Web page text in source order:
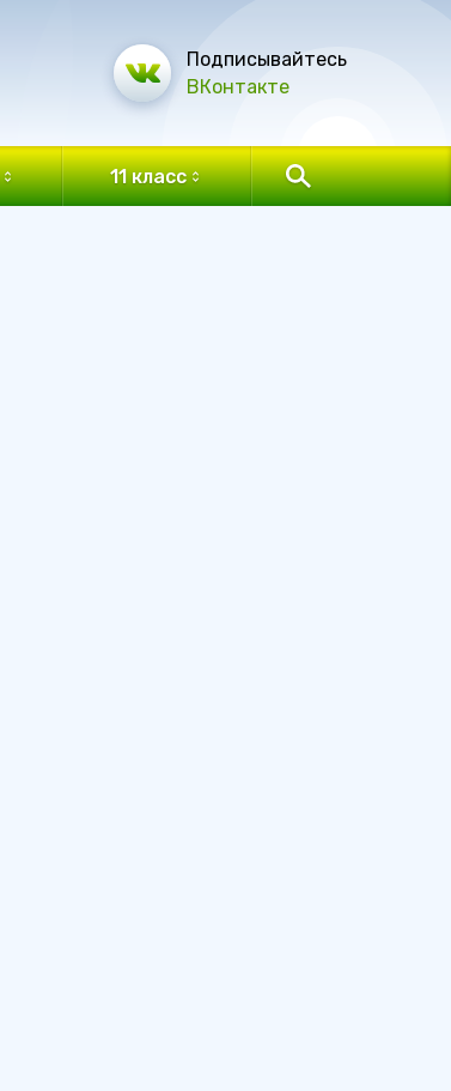
Подписывайтесь
ВКонтакте
11 класс